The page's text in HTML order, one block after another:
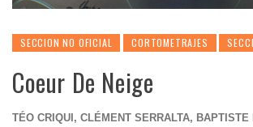
SECCION NO OFICIAL CORTOMETRAJES
Coeur De Neige
TÉO CRIQUI, CLÉMENT SERRALTA, BAPTISTE